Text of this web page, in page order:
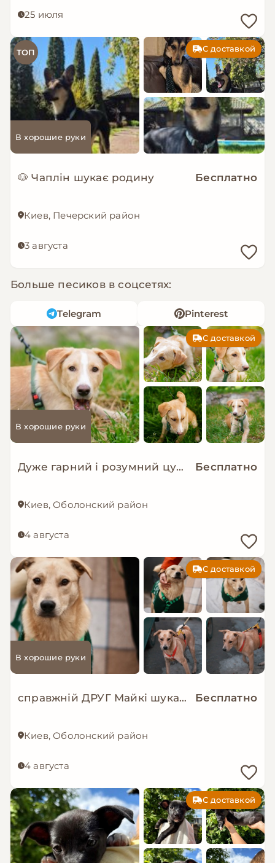
25 июля
ТОП С доставкой
В хорошие руки
🐶 Чаплін шукає родину Бесплатно
Киев, Печерский район
3 августа
Больше песиков в соцсетях:
Telegram Pinterest
С доставкой
В хорошие руки
Дуже гарний і розумний цуцик мріє про родину! Бесплатно
Киев, Оболонский район
4 августа
С доставкой
В хорошие руки
справжній ДРУГ Майкі шукає родину! Бесплатно
Киев, Оболонский район
4 августа
С доставкой